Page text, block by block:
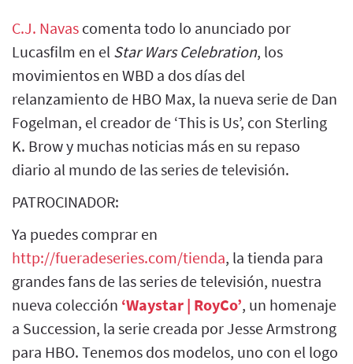
C.J. Navas comenta todo lo anunciado por
Lucasfilm en el Star Wars Celebration, los
movimientos en WBD a dos días del
relanzamiento de HBO Max, la nueva serie de Dan
Fogelman, el creador de ‘This is Us’, con Sterling
K. Brow y muchas noticias más en su repaso
diario al mundo de las series de televisión.
PATROCINADOR:
Ya puedes comprar en
http://fueradeseries.com/tienda, la tienda para
grandes fans de las series de televisión, nuestra
nueva colección ‘Waystar | RoyCo’, un homenaje
a Succession, la serie creada por Jesse Armstrong
para HBO. Tenemos dos modelos, uno con el logo